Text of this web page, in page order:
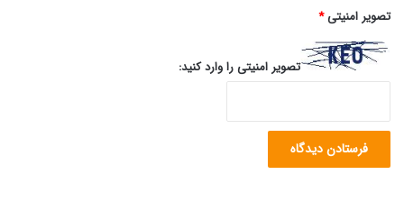
تصویر امنیتی*
تصویر امنیتی را وارد کنید: